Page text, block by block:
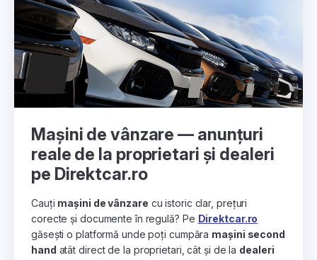
Mașini de vânzare — anunțuri
reale de la proprietari și dealeri
pe Direktcar.ro
Cauți mașini de vânzare cu istoric clar, prețuri
corecte și documente în regulă? Pe Direktcar.ro
găsești o platformă unde poți cumpăra mașini second
hand atât direct de la proprietari, cât și de la dealeri